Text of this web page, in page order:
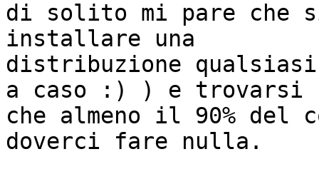
di solito mi pare che
installare una
distribuzione qualsiasi
a caso :) ) e trovarsi
che almeno il 90% del
doverci fare nulla.